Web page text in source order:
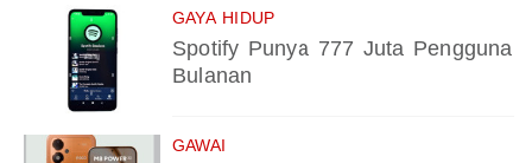
GAYA HIDUP
Spotify Punya 777 Juta Pengguna
Bulanan
GAWAI